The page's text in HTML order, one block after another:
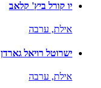
יו קורל ביץ' קלאב
אילת, ערבה
ישרוטל רויאל גארדן
אילת, ערבה